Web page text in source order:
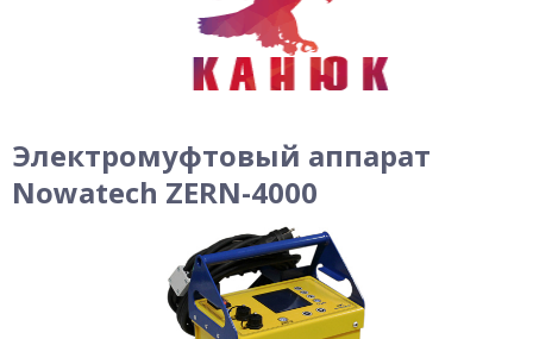
Электромуфтовый аппарат
Nowatech ZERN-4000